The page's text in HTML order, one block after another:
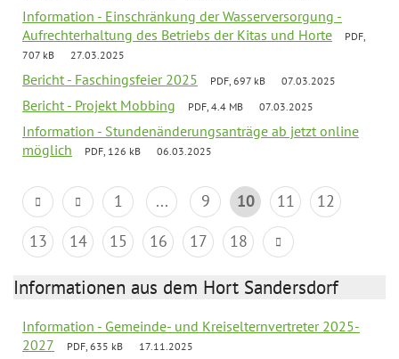
Information - Einschränkung der Wasserversorgung -
Aufrechterhaltung des Betriebs der Kitas und Horte
PDF,
707 kB
27.03.2025
Bericht - Faschingsfeier 2025 PDF, 697 kB 07.03.2025
Bericht - Projekt Mobbing PDF, 4.4 MB 07.03.2025
Information - Stundenänderungsanträge ab jetzt online
möglich
PDF, 126 kB 06.03.2025
1 ... 9 10 11
12
13
14 15 16 17 18
Informationen aus dem Hort Sandersdorf
Information - Gemeinde- und Kreiselternvertreter 2025-
2027
PDF, 635 kB 17.11.2025